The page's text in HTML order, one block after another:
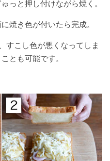
っと押し付けながら焼く。
焼き色が付いたら完成。
すこし色が悪くなってしま
とも可能です。